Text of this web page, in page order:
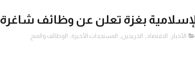
بغزة تعلن عن وظائف شاغرة
الأخبار , الاقتصاد, الخريجين, المستجدات الأخيرة, الوظائف والمنح